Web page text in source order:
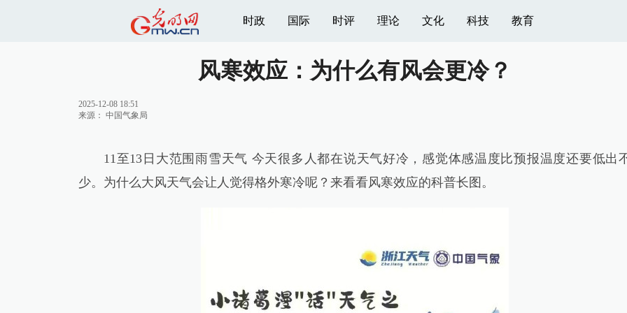
时政 国际 时评 理论 文化 科技 教育
风寒效应：为什么有风会更冷？
2025-12-08 18:51
来源： 中国气象局
11至13日大范围雨雪天气 今天很多人都在说天气好冷，感觉体感温度比预报温度还要低出
少。为什么大风天气会让人觉得格外寒冷呢？来看看风寒效应的科普长图。